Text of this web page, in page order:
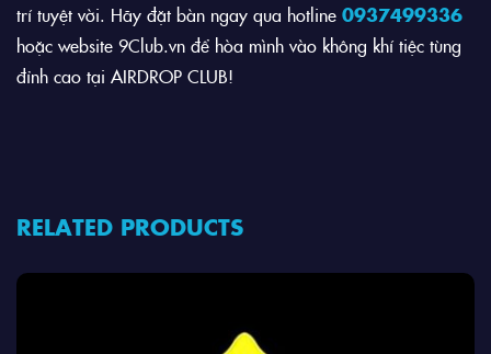
trí tuyệt vời. Hãy đặt bàn ngay qua hotline 0937499336
hoặc website 9Club.vn để hòa mình vào không khí tiệc tùng
đỉnh cao tại AIRDROP CLUB!
RELATED PRODUCTS